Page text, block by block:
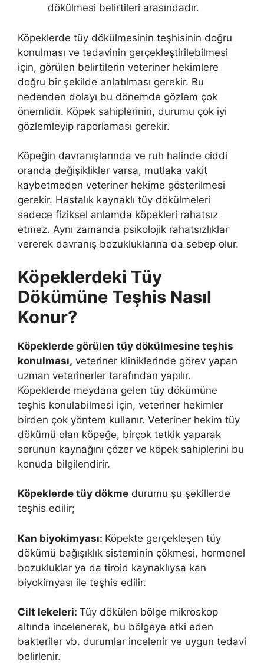
dökülmesi belirtileri arasındadır.
Köpeklerde tüy dökülmesinin teşhisinin doğru
konulması ve tedavinin gerçekleştirilebilmesi
için, görülen belirtilerin veteriner hekimlere
doğru bir şekilde anlatılması gerekir. Bu
nedenden dolayı bu dönemde gözlem çok
önemlidir. Köpek sahiplerinin, durumu çok iyi
gözlemleyip raporlaması gerekir.
Köpeğin davranışlarında ve ruh halinde ciddi
oranda değişiklikler varsa, mutlaka vakit
kaybetmeden veteriner hekime gösterilmesi
gerekir. Hastalık kaynaklı tüy dökülmeleri
sadece fiziksel anlamda köpekleri rahatsız
etmez. Aynı zamanda psikolojik rahatsızlıklar
vererek davranış bozukluklarına da sebep olur.
Köpeklerdeki Tüy
Dökümüne Teşhis Nasıl
Konur?
Köpeklerde görülen tüy dökülmesine teşhis
konulması, veteriner kliniklerinde görev yapan
uzman veterinerler tarafından yapılır.
Köpeklerde meydana gelen tüy dökümüne
teşhis konulabilmesi için, veteriner hekimler
birden çok yöntem kullanır. Veteriner hekim tüy
dökümü olan köpeğe, birçok tetkik yaparak
sorunun kaynağını çözer ve köpek sahiplerini bu
konuda bilgilendirir.
Köpeklerde tüy dökme durumu şu şekillerde
teşhis edilir;
Kan biyokimyası: Köpekte gerçekleşen tüy
dökümü bağışıklık sisteminin çökmesi, hormonel
bozukluklar ya da tiroid kaynaklıysa kan
biyokimyası ile teşhis edilir.
Cilt lekeleri: Tüy dökülen bölge mikroskop
altında incelenerek, bu bölgeye etki eden
bakteriler vb. durumlar incelenir ve uygun tedavi
belirlenir.